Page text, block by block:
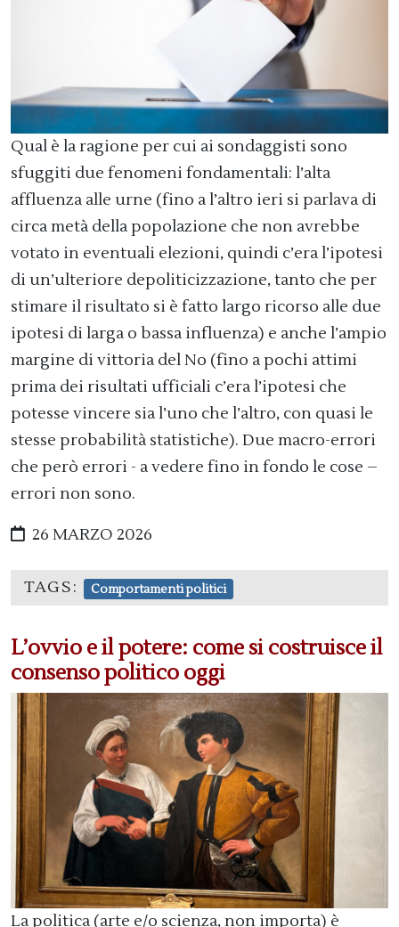
Qual è la ragione per cui ai sondaggisti sono
sfuggiti due fenomeni fondamentali: l’alta
affluenza alle urne (fino a l’altro ieri si parlava di
circa metà della popolazione che non avrebbe
votato in eventuali elezioni, quindi c’era l’ipotesi
di un’ulteriore depoliticizzazione, tanto che per
stimare il risultato si è fatto largo ricorso alle due
ipotesi di larga o bassa influenza) e anche l’ampio
margine di vittoria del No (fino a pochi attimi
prima dei risultati ufficiali c’era l’ipotesi che
potesse vincere sia l’uno che l’altro, con quasi le
stesse probabilità statistiche). Due macro-errori
che però errori - a vedere fino in fondo le cose –
errori non sono.
26 MARZO 2026
TAGS: Comportamenti politici
L’ovvio e il potere: come si costruisce il
consenso politico oggi
La politica (arte e/o scienza, non importa) è